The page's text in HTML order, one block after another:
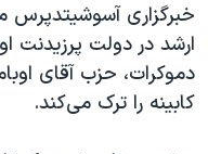
خبرگزاری
ارشد در دولت
دموکرات، حزب آقای
کابینه را ترک می‌کند.